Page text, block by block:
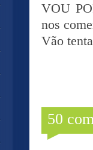
VOU
nos
Vão
50